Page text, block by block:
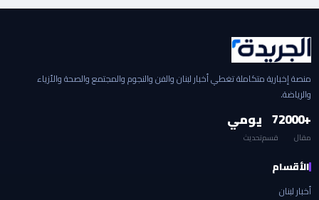
منصة إخبارية متكاملة تغطي أخبار لبنان والفن والنجوم والمجتمع والصحة والأزياء
والرياضة.
+2000
مقال
7
قسم
يومي
تحديث
الأقسام
أخبار لبنان